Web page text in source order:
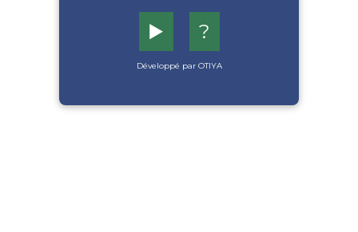
▶️ ?
Développé par OTIYA